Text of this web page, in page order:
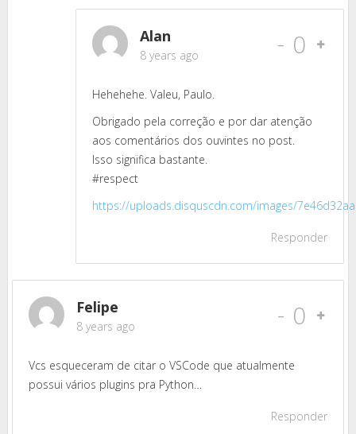
Alan
8 years ago - 0
Hehehehe. Valeu, Paulo.
Obrigado pela correção e por dar atenção
aos comentários dos ouvintes no post.
Isso significa bastante.
#respect
https://uploads.disquscdn.com/images/
Responder
Felipe
8 years ago - 0
Vcs esqueceram de citar o VSCode que atualmente
possui vários plugins pra Python…
Responder